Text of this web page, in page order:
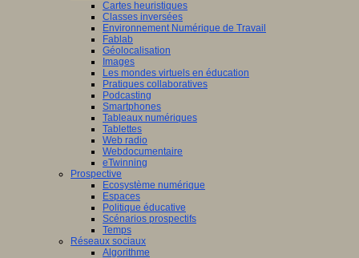
Cartes heuristiques
Classes inversées
Environnement Numérique de Travail
Fablab
Géolocalisation
Images
Les mondes virtuels en éducation
Pratiques collaboratives
Podcasting
Smartphones
Tableaux numériques
Tablettes
Web radio
Webdocumentaire
eTwinning
Prospective
Ecosystème numérique
Espaces
Politique éducative
Scénarios prospectifs
Temps
Réseaux sociaux
Algorithme